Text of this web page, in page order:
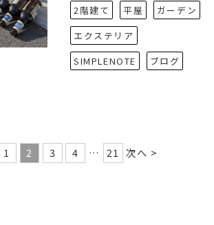
2階建て 平屋
ガーデン
エクステリア
SIMPLENOTE
ブログ
1 2 3 4 … 21 次へ >